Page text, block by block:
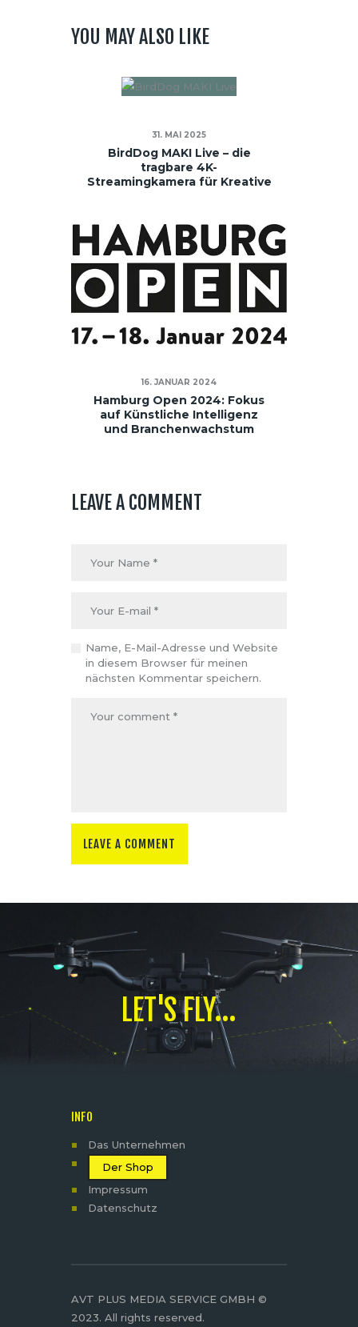
YOU MAY ALSO LIKE
31. MAI 2025
BirdDog MAKI Live – die
tragbare 4K-
Streamingkamera für Kreative
16. JANUAR 2024
Hamburg Open 2024: Fokus
auf Künstliche Intelligenz
und Branchenwachstum
LEAVE A COMMENT
Name, E-Mail-Adresse und Website
in diesem Browser für meinen
nächsten Kommentar speichern.
LET'S FLY...
INFO
Das Unternehmen
Der Shop
Impressum
Datenschutz
AVT PLUS MEDIA SERVICE GMBH ©
2023. All rights reserved.